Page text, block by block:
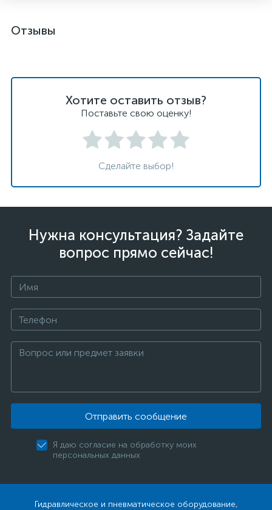
Отзывы
Хотите оставить отзыв?
Поставьте свою оценку!
Сделайте выбор!
Нужна консультация? Задайте
вопрос прямо сейчас!
Отправить сообщение
Я даю согласие на обработку моих
персональных данных
Гидравлическое и пневматическое оборудование,